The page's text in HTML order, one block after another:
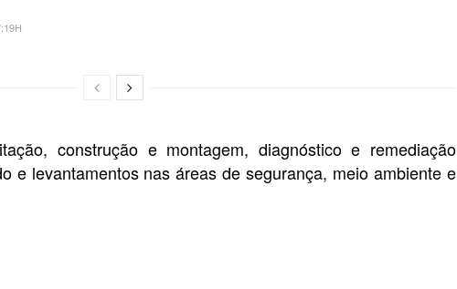
construção e montagem, diagnóstico e remediação
e levantamentos nas áreas de segurança, meio ambiente e